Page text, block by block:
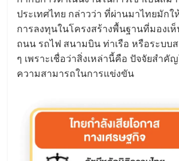
ประเทศไทย กล่าวว่า ที่ผ่านมาไทยมัก
การลงทุนในโครงสร้างพื้นฐานที่มองเห็
ถนน รถไฟ สนามบิน ท่าเรือ หรือระบบ
ๆ เพราะเชื่อว่าสิ่งเหล่านี้คือ ปัจจัยสำคั
ความสามารถในการแข่งขัน